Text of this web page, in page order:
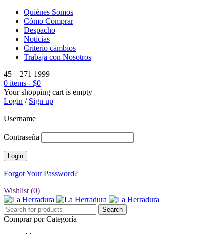
Quiénes Somos
Cómo Comprar
Despacho
Noticias
Criterio cambios
Trabaja con Nosotros
45 – 271 1999
0 items - $0
Your shopping cart is empty
Login / Sign up
Username
Contraseña
Forgot Your Password?
Wishlist (0)
Comprar por Categoría